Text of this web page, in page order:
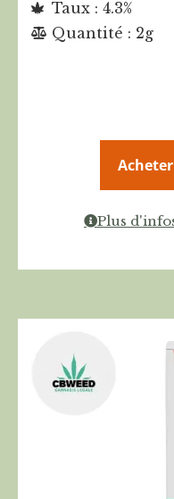
Taux : 4.3%
Quantité : 2g
Plus